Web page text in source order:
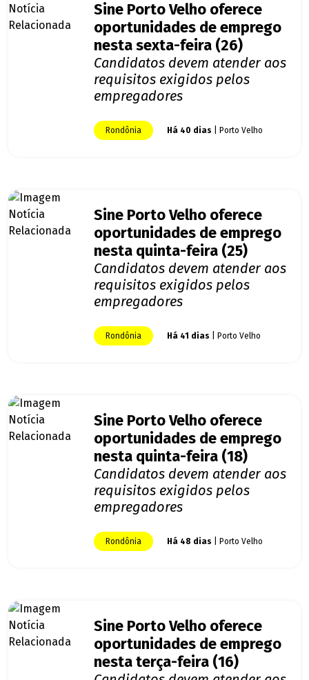
Sine Porto Velho oferece
oportunidades de emprego
nesta sexta-feira (26)
Candidatos devem atender aos
requisitos exigidos pelos
empregadores
Rondônia Há 40 dias | Porto Velho
Sine Porto Velho oferece
oportunidades de emprego
nesta quinta-feira (25)
Candidatos devem atender aos
requisitos exigidos pelos
empregadores
Rondônia Há 41 dias | Porto Velho
Sine Porto Velho oferece
oportunidades de emprego
nesta quinta-feira (18)
Candidatos devem atender aos
requisitos exigidos pelos
empregadores
Rondônia Há 48 dias | Porto Velho
Sine Porto Velho oferece
oportunidades de emprego
nesta terça-feira (16)